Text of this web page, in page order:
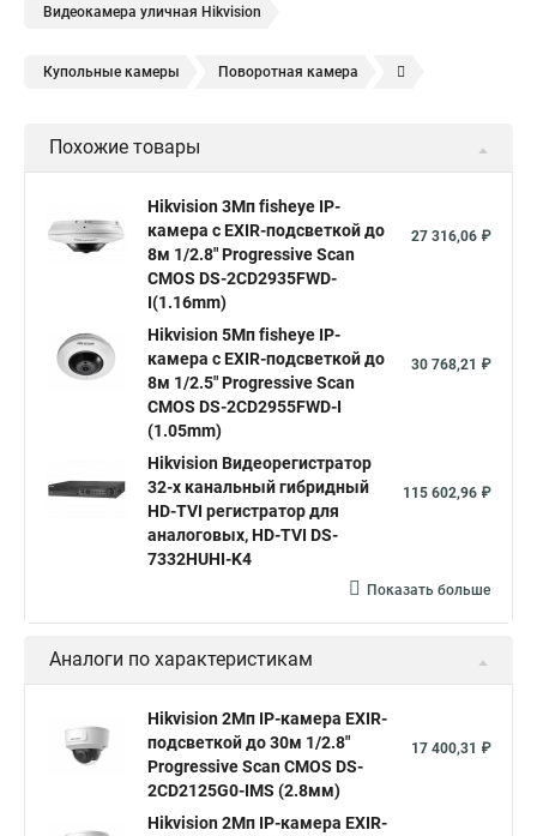
Видеокамера уличная Hikvision
Купольные камеры Поворотная камера
Камера видеонаблюдения hikvision
Hikvision купить Hikvision уличная ip камера
Hikvision poe
Hikvision 2 8 mm Hikvision camera Hikvision 2cd1148 i b
Видеонаблюдение Ip видеокамеры
Hikvision 2cd2142fwd
Hikvision ds 2cd1148 hikvision ds 2cd1148 i b
hikvision ds 2cd2042wd i Видеокамера hikvision
Видеокамеры hikvision ds
Камера Hikvision ds 2ce16d8t
Видеокамера hikvision hiwatch
Камера Hikvision ds 2cd2442fwd
Уличная камера Hikvision ip camera
Hikvision поворотная камера Hikvision купольная
Нikvision микрофон Hikvision поворотная
Похожие товары
Hikvision 3Мп fisheye IP-
камера c EXIR-подсветкой до
8м 1/2.8" Progressive Scan
CMOS DS-2CD2935FWD-
I(1.16mm)
27 316,06 ₽
Hikvision 5Мп fisheye IP-
камера c EXIR-подсветкой до
8м 1/2.5" Progressive Scan
CMOS DS-2CD2955FWD-I
(1.05mm)
30 768,21 ₽
Hikvision Видеорегистратор
32-х канальный гибридный
HD-TVI регистратор для
аналоговых, HD-TVI DS-
7332HUHI-K4
115 602,96 ₽
Показать больше
Аналоги по характеристикам
Hikvision 2Мп IP-камера EXIR-
подсветкой до 30м 1/2.8"
Progressive Scan CMOS DS-
2CD2125G0-IMS (2.8мм)
17 400,31 ₽
Hikvision 2Мп IP-камера EXIR-